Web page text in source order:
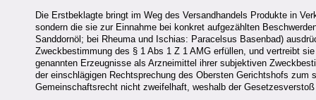
Die Erstbeklagte bringt im Weg des Versandhandels Produkte in
sondern die sie zur Einnahme bei konkret aufgezählten
Sanddornöl; bei Rheuma und Ischias: Paracelsus Basenbad)
Zweckbestimmung des § 1 Abs 1 Z 1 AMG erfüllen, und vertreibt
genannten Erzeugnisse als Arzneimittel ihrer subjektiven
der einschlägigen Rechtsprechung des Obersten Gerichtshofs
Gemeinschaftsrecht nicht zweifelhaft, weshalb der